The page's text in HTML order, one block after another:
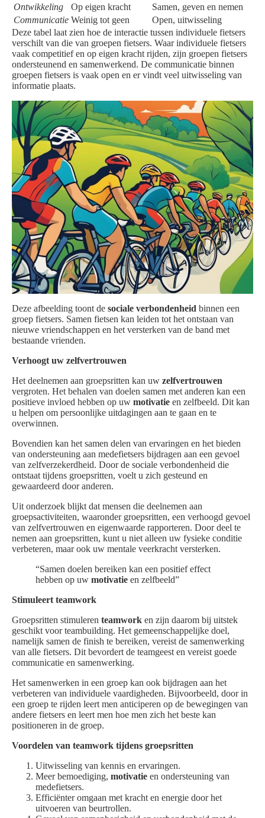
Ontwikkeling
Op eigen kracht
Samen, geven en nemen
Communicatie Weinig tot geen
Open, uitwisseling
Deze tabel laat zien hoe de interactie tussen individuele fietsers
verschilt van die van groepen fietsers. Waar individuele fietsers
vaak competitief en op eigen kracht rijden, zijn groepen fietsers
ondersteunend en samenwerkend. De communicatie binnen
groepen fietsers is vaak open en er vindt veel uitwisseling van
informatie plaats.
Deze afbeelding toont de sociale verbondenheid binnen een
groep fietsers. Samen fietsen kan leiden tot het ontstaan van
nieuwe vriendschappen en het versterken van de band met
bestaande vrienden.
Verhoogt uw zelfvertrouwen
Het deelnemen aan groepsritten kan uw zelfvertrouwen
vergroten. Het behalen van doelen samen met anderen kan een
positieve invloed hebben op uw motivatie en zelfbeeld. Dit kan
u helpen om persoonlijke uitdagingen aan te gaan en te
overwinnen.
Bovendien kan het samen delen van ervaringen en het bieden
van ondersteuning aan medefietsers bijdragen aan een gevoel
van zelfverzekerdheid. Door de sociale verbondenheid die
ontstaat tijdens groepsritten, voelt u zich gesteund en
gewaardeerd door anderen.
Uit onderzoek blijkt dat mensen die deelnemen aan
groepsactiviteiten, waaronder groepsritten, een verhoogd gevoel
van zelfvertrouwen en eigenwaarde rapporteren. Door deel te
nemen aan groepsritten, kunt u niet alleen uw fysieke conditie
verbeteren, maar ook uw mentale veerkracht versterken.
“Samen doelen bereiken kan een positief effect
hebben op uw motivatie en zelfbeeld”
Stimuleert teamwork
Groepsritten stimuleren teamwork en zijn daarom bij uitstek
geschikt voor teambuilding. Het gemeenschappelijke doel,
namelijk samen de finish te bereiken, vereist de samenwerking
van alle fietsers. Dit bevordert de teamgeest en vereist goede
communicatie en samenwerking.
Het samenwerken in een groep kan ook bijdragen aan het
verbeteren van individuele vaardigheden. Bijvoorbeeld, door in
een groep te rijden leert men anticiperen op de bewegingen van
andere fietsers en leert men hoe men zich het beste kan
positioneren in de groep.
Voordelen van teamwork tijdens groepsritten
Uitwisseling van kennis en ervaringen.
Meer bemoediging, motivatie en ondersteuning van
medefietsers.
Efficiënter omgaan met kracht en energie door het
uitvoeren van beurtrollen.